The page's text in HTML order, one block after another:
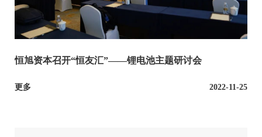
恒旭资本召开“恒友汇”——锂电池主题研讨会
更多 2022-11-25